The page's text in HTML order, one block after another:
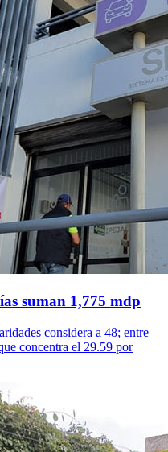
suman 1,775 mdp
considera a 48; entre
concentra el 29.59 por